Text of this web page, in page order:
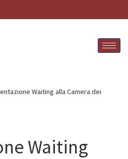
Waiting alla Camera dei
Waiting